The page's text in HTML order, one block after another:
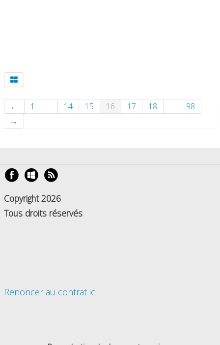
.
← 1 ... 14 15 16 17 18 ...
98
→
Copyright 2026
Tous droits réservés
Renoncer au contrat ici